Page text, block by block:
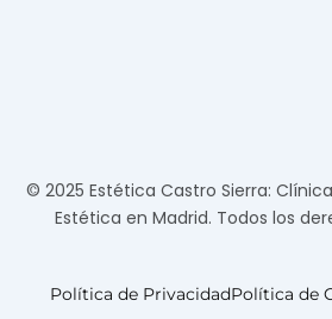
© 2025 Estética Castro Sierra:
Estética en Madrid. Todos los
Política de PrivacidadPolítica de